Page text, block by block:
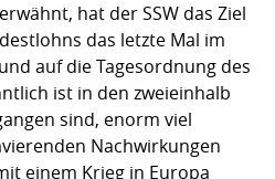
hat der SSW das Ziel
das letzte Mal im
auf die Tagesordnung des
ist in den zweieinhalb
sind, enorm viel
Nachwirkungen
einem Krieg in Europa